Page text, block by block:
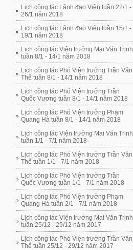
Lịch công tác Lãnh đạo Viện tuần 22/1 -
26/1 năm 2018
Lịch công tác Lãnh đạo Viện tuần 15/1 -
19/1 năm 2018
Lịch công tác Viện trưởng Mai Văn Trịnh
tuần 8/1 - 14/1 năm 2018
Lịch công tác Phó Viện trưởng Trần Văn
Thể tuần 8/1 - 14/1 năm 2018
Lịch công tác Phó Viện trưởng Trần
Quốc Vương tuần 8/1 - 14/1 năm 2018
Lịch công tác Phó Viện trưởng Phạm
Quang Hà tuần 8/1 - 14/1 năm 2018
Lịch công tác Viện trưởng Mai Văn Trịnh
tuần 1/1 - 7/1 năm 2018
Lịch công tác Phó Viện trưởng Trần Văn
Thể tuần 1/1 - 7/1 năm 2018
Lịch công tác Phó Viện trưởng Trần
Quốc Vương tuần 1/1 - 7/1 năm 2018
Lịch công tác Phó Viện trưởng Phạm
Quang Hà tuần 2/1 - 7/1 năm 2018
Lịch công tác Viện trưởng Mai Văn Trịnh
tuần 25/12 - 29/12 năm 2017
Lịch công tác Phó Viện trưởng Trần Văn
Thể tuần 25/12 - 29/12 năm 2017